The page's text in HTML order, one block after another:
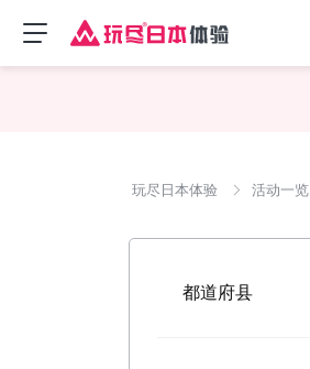
玩尽日本体验 活动一览
都道府县